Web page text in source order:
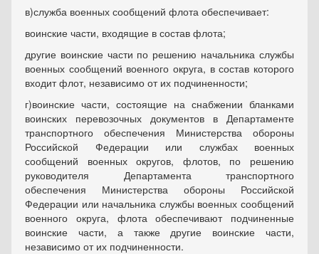
в)служба военных сообщений флота обеспечивает:
воинские части, входящие в состав флота;
другие воинские части по решению начальника службы
военных сообщений военного округа, в состав которого
входит флот, независимо от их подчиненности;
г)воинские части, состоящие на снабжении бланками
воинских перевозочных документов в Департаменте
транспортного обеспечения Министерства обороны
Российской Федерации или службах военных
сообщений военных округов, флотов, по решению
руководителя Департамента транспортного
обеспечения Министерства обороны Российской
Федерации или начальника службы военных сообщений
военного округа, флота обеспечивают подчиненные
воинские части, а также другие воинские части,
независимо от их подчиненности.